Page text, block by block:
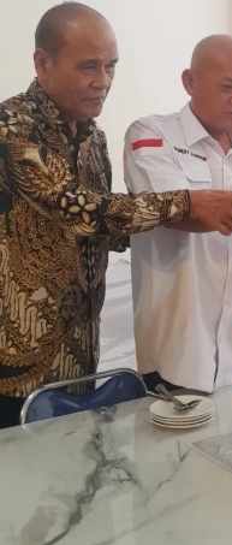
tanah selesai diukur,
Peta Bidang Tanah
maksimal lima hari.
“Kami sudah buat
datang, misal
minta diukur
harus sudah diukur.
jadi, peta bidangnya
jadi,” kata Menteri
Di hadapan Gubernur,
Daerah, serta para
Nusron juga
yang berhubungan
layanan Peralihan
yang menghambat
adalah lamanya
Tanah dan Bangunan